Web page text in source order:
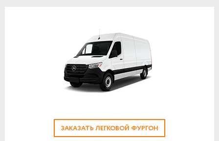
ЗАКАЗАТЬ ЛЕГКОВОЙ ФУРГОН